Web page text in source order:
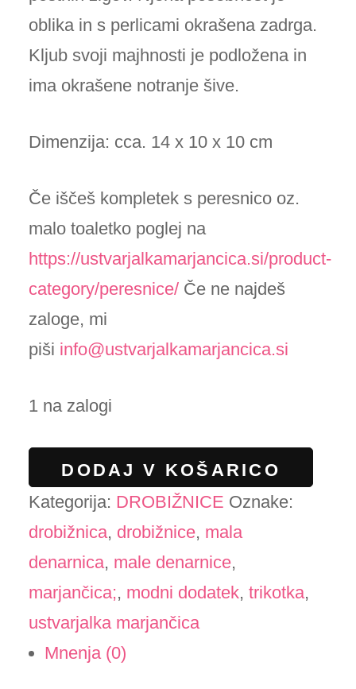
oblika in s perlicami okrašena zadrga.
Kljub svoji majhnosti je podložena in
ima okrašene notranje šive.
Dimenzija: cca. 14 x 10 x 10 cm
Če iščeš kompletek s peresnico oz.
malo toaletko poglej na
https://ustvarjalkamarjancica.si/product-
category/peresnice/ Če ne najdeš
zaloge, mi
piši info@ustvarjalkamarjancica.si
1 na zalogi
Drobižnica
potovanje
količina
DODAJ V KOŠARICO
Kategorija: DROBIŽNICE Oznake:
drobižnica, drobižnice, mala
denarnica, male denarnice,
marjančica;, modni dodatek,trikotka,
ustvarjalka marjančica
Mnenja (0)